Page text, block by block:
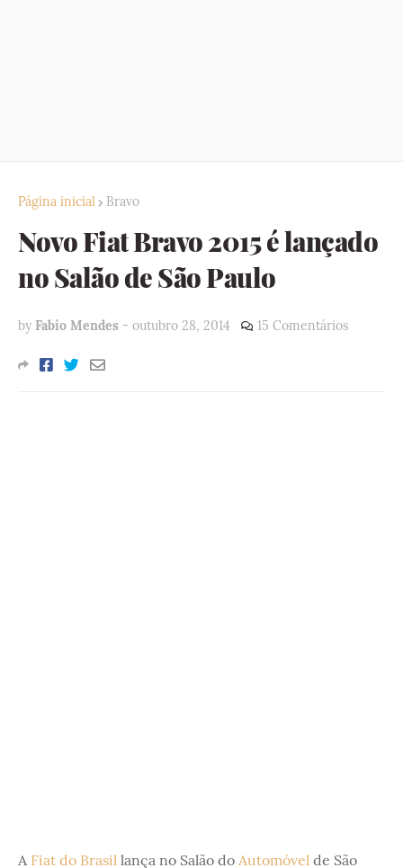
Página inicial Bravo
Novo Fiat Bravo 2015 é lançado
no Salão de São Paulo
by Fabio Mendes - outubro 28, 2014 15 Comentários
A Fiat do Brasil lança no Salão do Automóvel de São